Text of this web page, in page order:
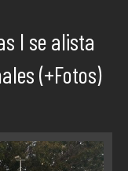
I se alista
(+Fotos)